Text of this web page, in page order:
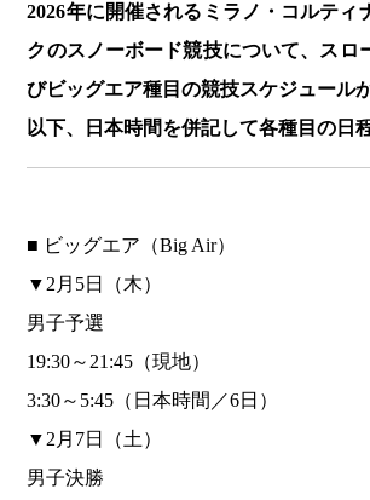
2026年に開催されるミラノ・コルティ
クのスノーボード競技について、スロ
びビッグエア種目の競技スケジュール
以下、日本時間を併記して各種目の日
■ ビッグエア（Big Air）
▼2月5日（木）
男子予選
19:30～21:45（現地）
3:30～5:45（日本時間／6日）
▼2月7日（土）
男子決勝